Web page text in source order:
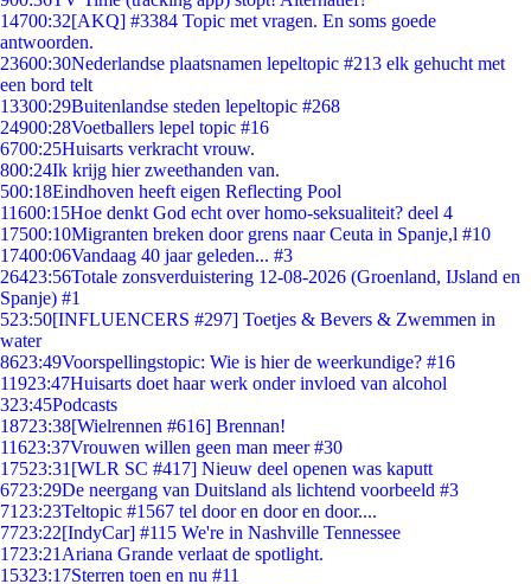
14700:32[AKQ] #3384 Topic met vragen. En soms goede
antwoorden.
23600:30Nederlandse plaatsnamen lepeltopic #213 elk gehucht met
een bord telt
13300:29Buitenlandse steden lepeltopic #268
24900:28Voetballers lepel topic #16
6700:25Huisarts verkracht vrouw.
800:24Ik krijg hier zweethanden van.
500:18Eindhoven heeft eigen Reflecting Pool
11600:15Hoe denkt God echt over homo-seksualiteit? deel 4
17500:10Migranten breken door grens naar Ceuta in Spanje,l #10
17400:06Vandaag 40 jaar geleden... #3
26423:56Totale zonsverduistering 12-08-2026 (Groenland, IJsland en
Spanje) #1
523:50[INFLUENCERS #297] Toetjes & Bevers & Zwemmen in
water
8623:49Voorspellingstopic: Wie is hier de weerkundige? #16
11923:47Huisarts doet haar werk onder invloed van alcohol
323:45Podcasts
18723:38[Wielrennen #616] Brennan!
11623:37Vrouwen willen geen man meer #30
17523:31 [WLR SC #417] Nieuw deel openen was kaputt
6723:29De neergang van Duitsland als lichtend voorbeeld #3
71 23:23Teltopic #1567 tel door en door en door....
7723:22[IndyCar] #115 We're in Nashville Tennessee
1723:21 Ariana Grande verlaat de spotlight.
15323:17Sterren toen en nu #11